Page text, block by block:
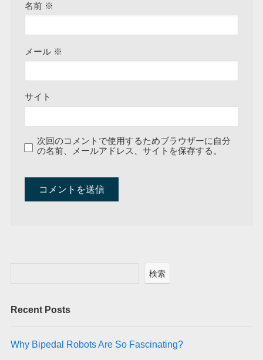
名前 ※
メール ※
サイト
次回のコメントで使用するためブラウザーに自分
の名前、メールアドレス、サイトを保存する。
t
e
検索
Recent Posts
Why Bipedal Robots Are So Fascinating?